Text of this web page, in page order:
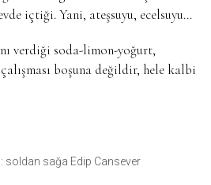
içtiği. Yani, ateşsuyu, ecelsuyu…
verdiği soda-limon-yoğurt,
boşuna değildir, hele kalbi
soldan sağa Edip Cansever